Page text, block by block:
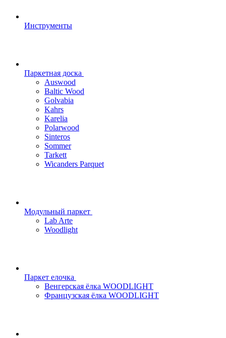
Инструменты
Паркетная доска
Auswood
Baltic Wood
Golvabia
Kahrs
Karelia
Polarwood
Sinteros
Sommer
Tarkett
Wicanders Parquet
Модульный паркет
Lab Arte
Woodlight
Паркет елочка
Венгерская ёлка WOODLIGHT
Французская ёлка WOODLIGHT